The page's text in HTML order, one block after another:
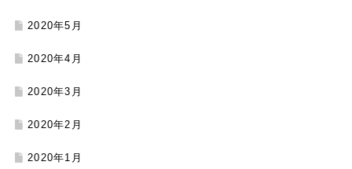
2020年5月
2020年4月
2020年3月
2020年2月
2020年1月